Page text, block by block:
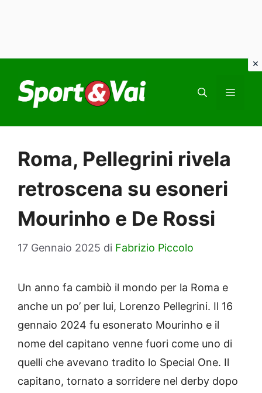
contenuto
Roma, Pellegrini rivela
retroscena su esoneri
Mourinho e De Rossi
17 Gennaio 2025 di Fabrizio Piccolo
Un anno fa cambiò il mondo per la Roma e
anche un po’ per lui, Lorenzo Pellegrini. Il 16
gennaio 2024 fu esonerato Mourinho e il
nome del capitano venne fuori come uno di
quelli che avevano tradito lo Special One. Il
capitano, tornato a sorridere nel derby dopo